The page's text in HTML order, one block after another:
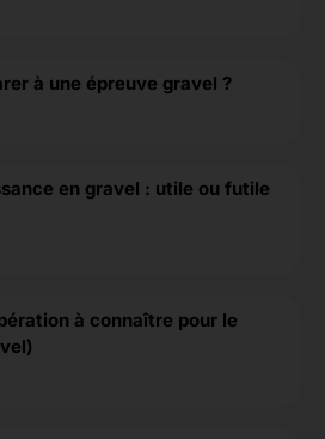
à une épreuve gravel ?
en gravel : utile ou futile
à connaître pour le